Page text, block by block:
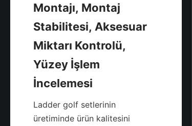
Montajı, Montaj
Stabilitesi, Aksesuar
Miktarı Kontrolü,
Yüzey İşlem
Ladder golf setlerinin
üretiminde ürün kalitesini